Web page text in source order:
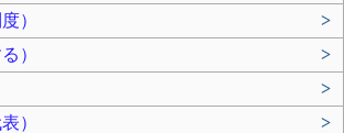
）
>
）
>
>
）
>